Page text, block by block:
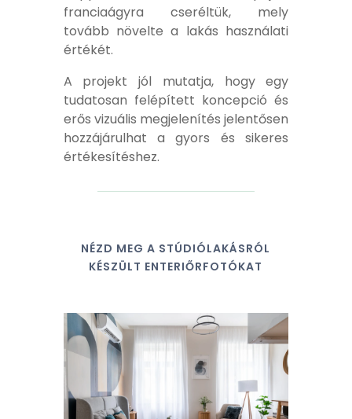
franciaágyra cseréltük, mely
tovább növelte a lakás használati
értékét.
A projekt jól mutatja, hogy egy
tudatosan felépített koncepció és
erős vizuális megjelenítés jelentősen
hozzájárulhat a gyors és sikeres
értékesítéshez.
NÉZD MEG A STÚDIÓLAKÁSRÓL
KÉSZÜLT ENTERIŐRFOTÓKAT